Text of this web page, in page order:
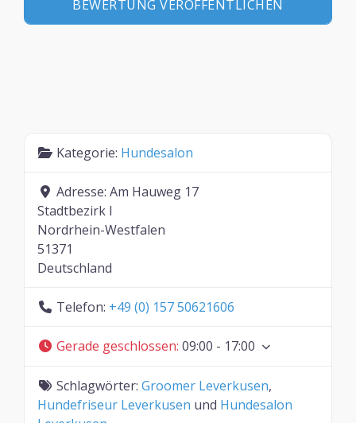
Kategorie: Hundesalon
Adresse: Am Hauweg 17
Stadtbezirk I
Nordrhein-Westfalen
51371
Deutschland
Telefon: +49 (0) 157 50621606
Gerade geschlossen: 09:00 - 17:00
Schlagwörter: Groomer Leverkusen,
Hundefriseur Leverkusen und Hundesalon